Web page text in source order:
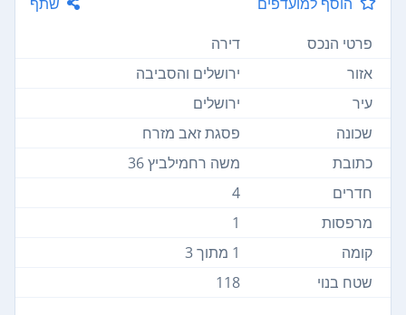
פרטי הנכס
דירה
אזור
ירושלים והסביבה
עיר
ירושלים
שכונה
פסגת זאב מזרח
כתובת
משה רחמילביץ 36
חדרים
4
מרפסות
1
קומה
1 מתוך 3
שטח בנוי
118